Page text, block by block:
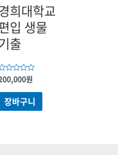
희대학교
입 생물
출
에서
로
평가됨
원
장바구니